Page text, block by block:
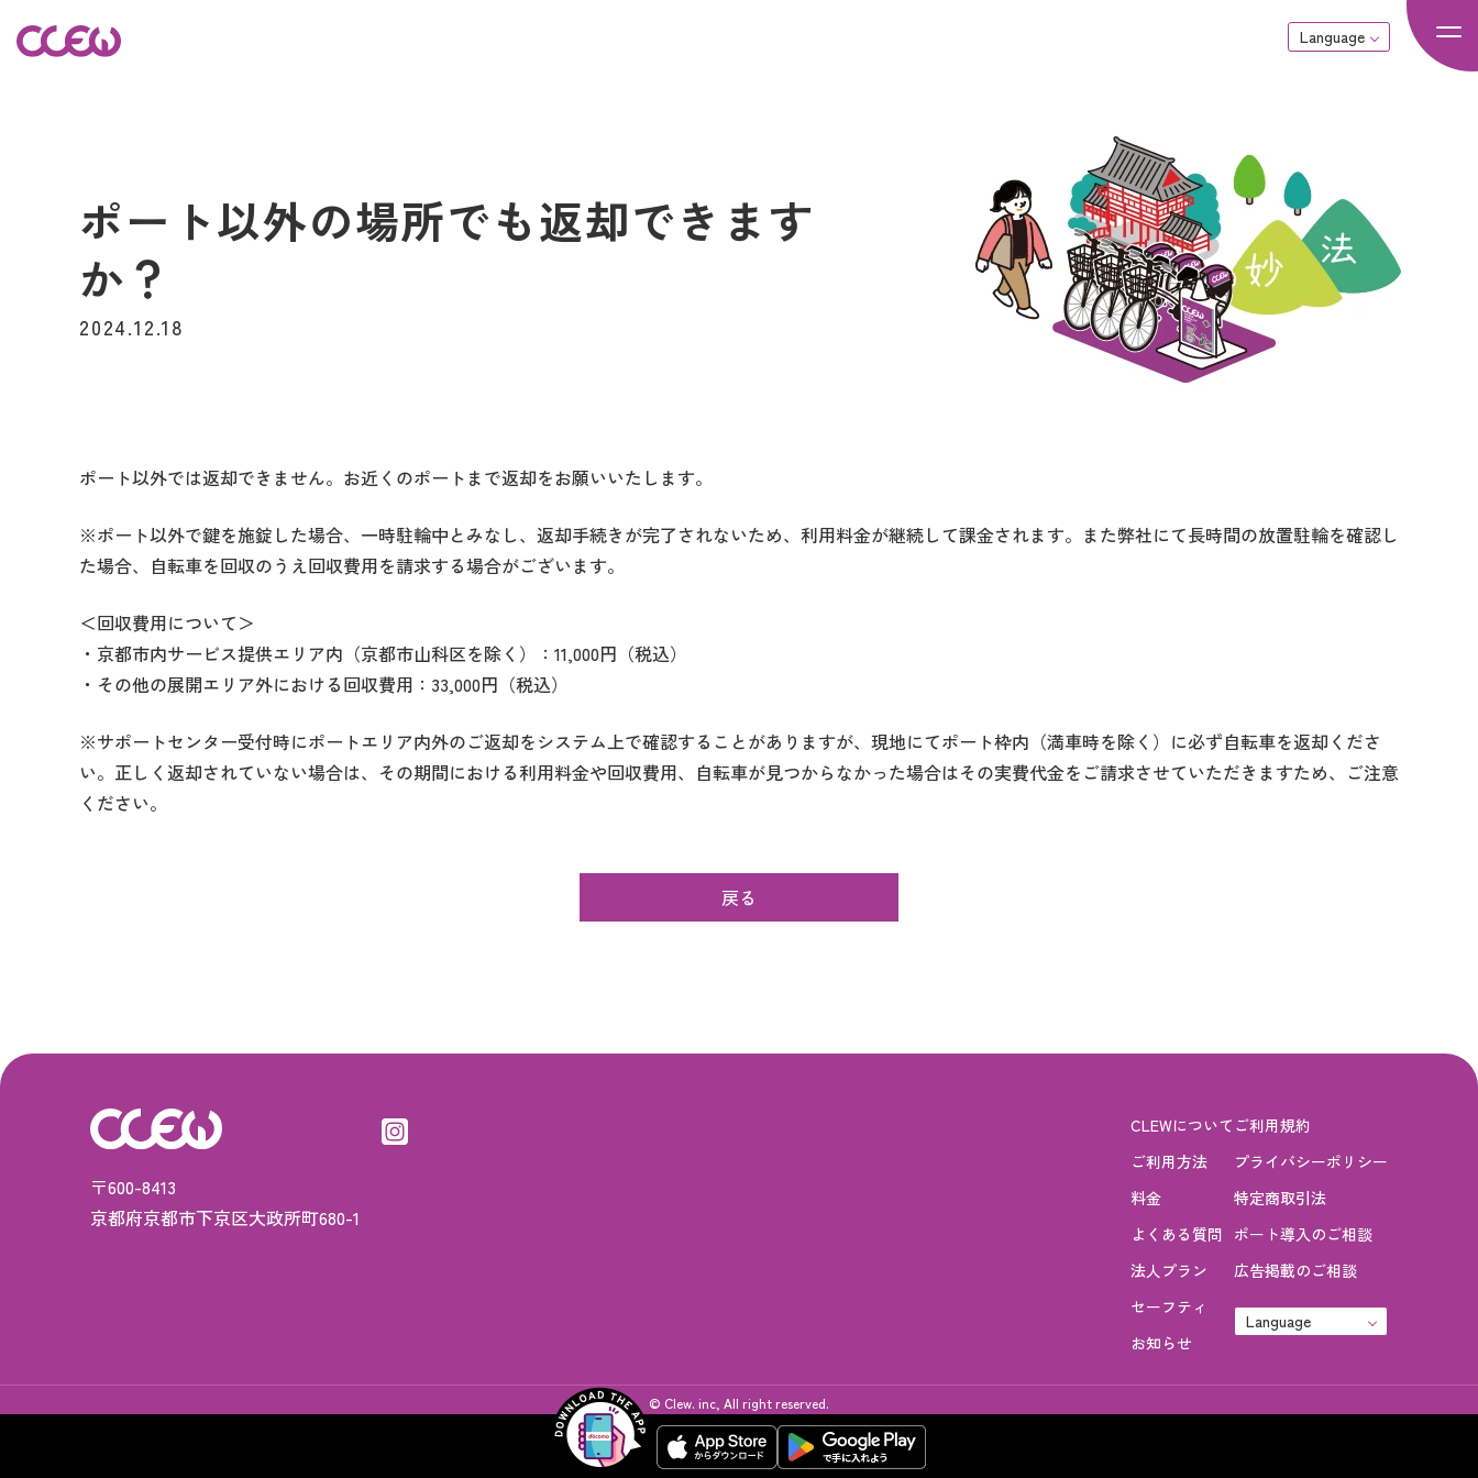
Language
ポート以外の場所でも返却できます
か？
2024.12.18
ポート以外では返却できません。お近くのポートまで返却をお願いいたします。
※ポート以外で鍵を施錠した場合、一時駐輪中とみなし、返却手続きが完了されないため、利用料金が継続して課金されます。また弊社にて長時間の放置駐輪を確認し
た場合、自転車を回収のうえ回収費用を請求する場合がございます。
＜回収費用について＞
・京都市内サービス提供エリア内（京都市山科区を除く）：11,000円（税込）
・その他の展開エリア外における回収費用：33,000円（税込）
※サポートセンター受付時にポートエリア内外のご返却をシステム上で確認することがありますが、現地にてポート枠内（満車時を除く）に必ず自転車を返却くださ
い。正しく返却されていない場合は、その期間における利用料金や回収費用、自転車が見つからなかった場合はその実費代金をご請求させていただきますため、ご注意
ください。
戻る
〒600-8413
京都府京都市下京区大政所町680-1
CLEWについて
ご利用方法
料金
よくある質問
法人プラン
セーフティ
お知らせ
ご利用規約
プライバシーポリシー
特定商取引法
ポート導入のご相談
広告掲載のご相談
Language
© Clew. inc, All right reserved.